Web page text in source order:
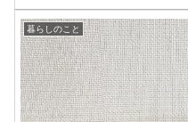
暮らしのこと